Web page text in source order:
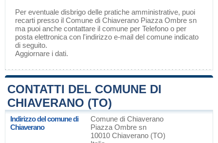
Per eventuale disbrigo delle pratiche amministrative, puoi
recarti presso il Comune di Chiaverano Piazza Ombre sn
ma puoi anche contattare il comune per Telefono o per
posta elettronica con l'indirizzo e-mail del comune indicato
di seguito.
Aggiornare i dati.
CONTATTI DEL COMUNE DI
CHIAVERANO (TO)
Indirizzo del comune di
Chiaverano
Comune di Chiaverano
Piazza Ombre sn
10010 Chiaverano (TO)